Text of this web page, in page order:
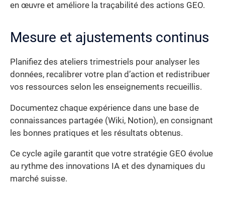
en œuvre et améliore la traçabilité des actions GEO.
Mesure et ajustements continus
Planifiez des ateliers trimestriels pour analyser les
données, recalibrer votre plan d’action et redistribuer
vos ressources selon les enseignements recueillis.
Documentez chaque expérience dans une base de
connaissances partagée (Wiki, Notion), en consignant
les bonnes pratiques et les résultats obtenus.
Ce cycle agile garantit que votre stratégie GEO évolue
au rythme des innovations IA et des dynamiques du
marché suisse.